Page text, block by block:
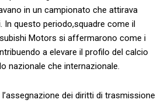
in un campionato che attirava
In questo periodo,squadre come il
Motors‌ si affermarono come i
a elevare il profilo del calcio
nazionale che internazionale.
dei diritti di trasmissione